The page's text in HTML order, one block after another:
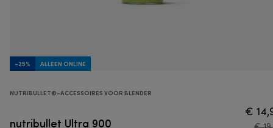
-25% ALLEEN ONLINE
NUTRIBULLET®-ACCESSOIRES VOOR BLENDER
nutribullet Ultra 900
€